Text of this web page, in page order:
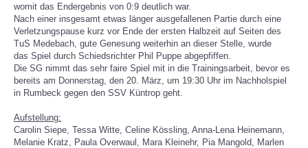
womit das Endergebnis von 0:9 deutlich war.
Nach einer insgesamt etwas länger ausgefallenen Partie durch eine
Verletzungspause kurz vor Ende der ersten Halbzeit auf Seiten des
TuS Medebach, gute Genesung weiterhin an dieser Stelle, wurde
das Spiel durch Schiedsrichter Phil Puppe abgepfiffen.
Die SG nimmt das sehr faire Spiel mit in die Trainingsarbeit, bevor es
bereits am Donnerstag, den 20. März, um 19:30 Uhr im Nachholspiel
in Rumbeck gegen den SSV Küntrop geht.
Aufstellung:
Carolin Siepe, Tessa Witte, Celine Kössling, Anna-Lena Heinemann,
Melanie Kratz, Paula Overwaul, Mara Kleinehr, Pia Mangold, Marlen